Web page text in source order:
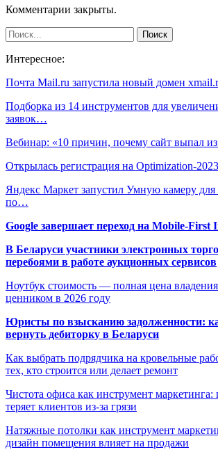
Комментарии закрыты.
Интересное:
Почта Mail.ru запустила новый домен
Подборка из 14 инструментов для
заявок…
Вебинар: «10 причин, почему сайт выпал
Открылась регистрация на Optimization-2023
Яндекс Маркет запустил Умную камеру для
по…
Google завершает переход на Mobile-First
В Беларуси участники электронных
перебоями в работе аукционных сервисов
Ноутбук стоимость — полная цена
ценником в 2026 году
Юристы по взысканию задолженности:
вернуть дебиторку в Беларуси
Как выбрать подрядчика на кровельные
тех, кто строится или делает ремонт
Чистота офиса как инструмент маркетинга:
теряет клиентов из-за грязи
Натяжные потолки как инструмент
дизайн помещения влияет на продажи